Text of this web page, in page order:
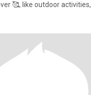
🥰, like outdoor activities,